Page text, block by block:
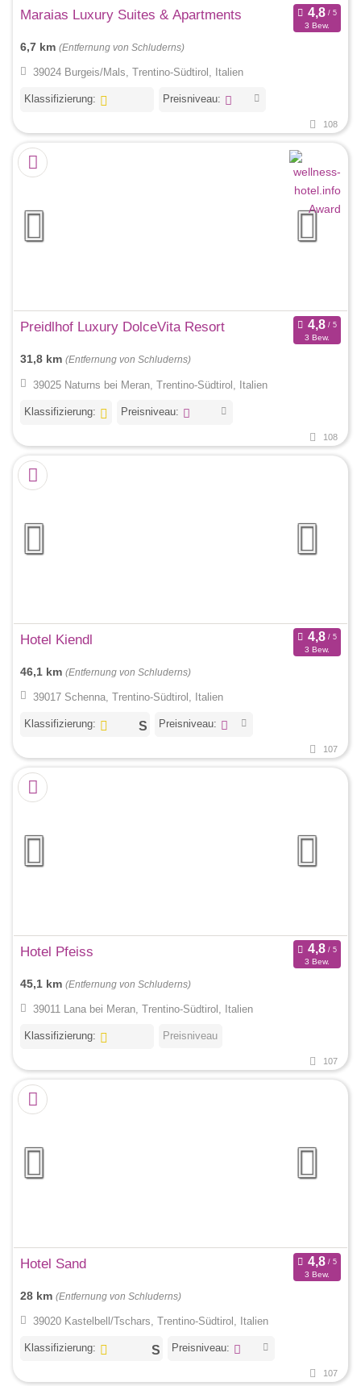
Maraias Luxury Suites & Apartments
3 Bew.
6,7 km (Entfernung von Schluderns)
39024 Burgeis/Mals, Trentino-Südtirol, Italien
Klassifizierung: Preisniveau:
108
Preidlhof Luxury DolceVita Resort
3 Bew.
31,8 km (Entfernung von Schluderns)
39025 Naturns bei Meran, Trentino-Südtirol, Italien
Klassifizierung: Preisniveau:
108
Hotel Kiendl
3 Bew.
46,1 km (Entfernung von Schluderns)
39017 Schenna, Trentino-Südtirol, Italien
Klassifizierung: Preisniveau:
107
Hotel Pfeiss
3 Bew.
45,1 km (Entfernung von Schluderns)
39011 Lana bei Meran, Trentino-Südtirol, Italien
Klassifizierung: Preisniveau
107
Hotel Sand
3 Bew.
28 km (Entfernung von Schluderns)
39020 Kastelbell/Tschars, Trentino-Südtirol, Italien
Klassifizierung: Preisniveau:
107